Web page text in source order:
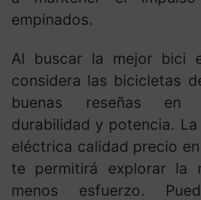
empinados.
Al buscar la mejor bici
considera las bicicletas
buenas reseñas en
durabilidad y potencia.
eléctrica calidad precio
te permitirá explorar la
menos esfuerzo.